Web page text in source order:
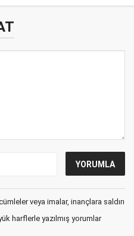
veya imalar, inançlara saldırı
harflerle yazılmış yorumlar